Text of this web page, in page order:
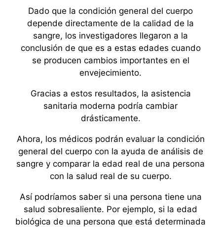
Dado que la condición general del cuerpo
depende directamente de la calidad de la
sangre, los investigadores llegaron a la
conclusión de que es a estas edades cuando
se producen cambios importantes en el
envejecimiento.
Gracias a estos resultados, la asistencia
sanitaria moderna podría cambiar
drásticamente.
Ahora, los médicos podrán evaluar la condición
general del cuerpo con la ayuda de análisis de
sangre y comparar la edad real de una persona
con la salud real de su cuerpo.
Así podríamos saber si una persona tiene una
salud sobresaliente. Por ejemplo, si la edad
biológica de una persona que está determinada